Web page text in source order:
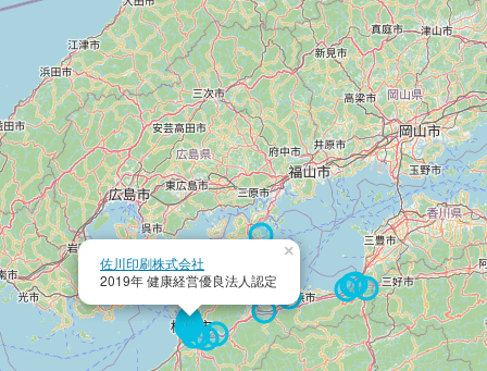
佐川印刷株式会社
2019年 健康経営優良法人認定
×